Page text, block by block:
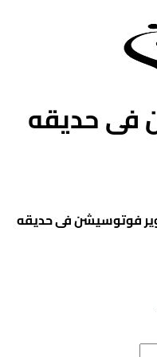
فى حديقه
فوتوسيشن فى حديقه